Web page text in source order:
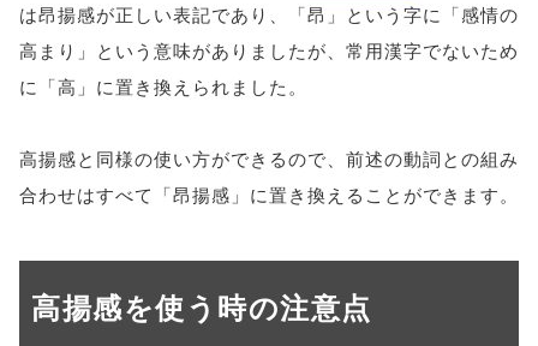
は昂揚感が正しい表記であり、「昂」という字に「感情の
高まり」という意味がありましたが、常用漢字でないため
に「高」に置き換えられました。
高揚感と同様の使い方ができるので、前述の動詞との組み
合わせはすべて「昂揚感」に置き換えることができます。
高揚感を使う時の注意点